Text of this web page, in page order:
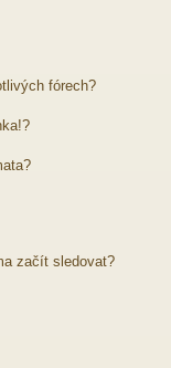
fórech?
začít sledovat?